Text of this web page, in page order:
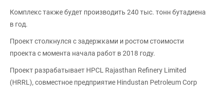
Комплекс также будет производить 240 тыс. тонн бутадиена
в год.
Проект столкнулся с задержками и ростом стоимости
проекта с момента начала работ в 2018 году.
Проект разрабатывает HPCL Rajasthan Refinery Limited
(HRRL), совместное предприятие Hindustan Petroleum Corp